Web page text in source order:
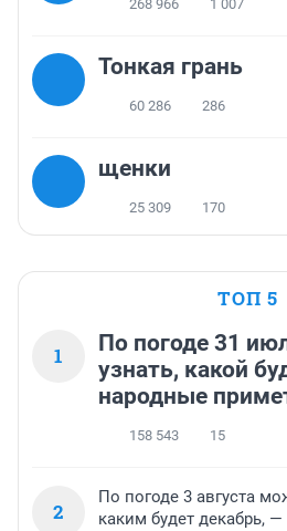
268 966 1 007
Тонкая грань
60 286 286
щенки
25 309 170
ТОП 5
1
По погоде 31
узнать, какой
народные
158 543 15
2
По погоде 3 августа
каким будет декабрь,